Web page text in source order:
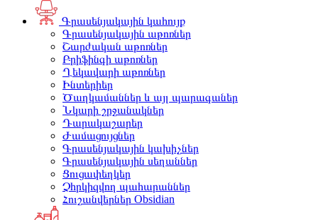
Գրասենյակային կահույք
Գրասենյակային աթոռներ
Շարժական աթոռներ
Բրիֆինգի աթոռներ
Ղեկավարի աթոռներ
Ինտերիեր
Ծաղկամաններ և այլ պարագաներ
Նկարի շրջանակներ
Դարակաշարեր
Ժամացույցներ
Գրասենյակային կախիչներ
Գրասենյակային սեղաններ
Ցուցափեղկեր
Չհրկիզվող պահարաններ
Հուշանվերներ Obsidian